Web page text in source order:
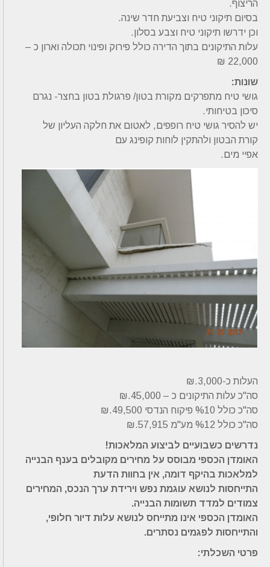
הריצוף.
בסיום תיקוני טיח וצביעת חדר שינה.
וכן ידרשו תיקוני טיח וצבע בסלון.
עלות התיקונים בתוך הדירה כולל פירוק ופינוי תכולה וארון כ –
22,000 ₪
שונות:
גושי טיח מתפרקים מקורת בטון/ פרגולת בטון בחצר- נגרם
סיכון בטיחותי.
יש להסיר גושי טיח רופפים, לאטום את חלקה העליון של
קורת הבטון ולהתקין לוחות קופינג עם
אפיי מים.
העלות כ-3,000.₪
סה"כ עלות התיקונים כ – 45,000.₪
סה"כ כולל %10 פיקוח הנדסי 49,500.₪
סה"כ כולל %12 מע"מ 57,915.₪
נדרשים כשבועיים לביצוע המלאכות!
האומדן הכספי מבוסס על מחירים מקובלים בענף הבנייה
למלאכות בהיקף דומה, אין בחוות הדעת
התייחסות לנושא עוגמת נפש וירידת ערך הנכס, המחירים
צמודים למדד תשומות הבנייה.
האומדן הכספי אינו מתייחס לנושא עלות דיור חלופי,
והתייחסות לפגמים נסתרים.
פרטי השכלתי: